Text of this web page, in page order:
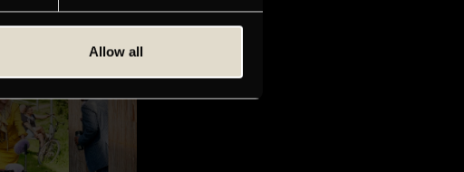
Allow all
subtitles - mainly in